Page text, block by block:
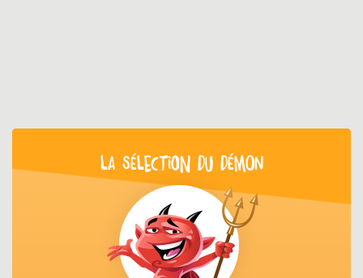
LA SÉLECTION DU DÉMON